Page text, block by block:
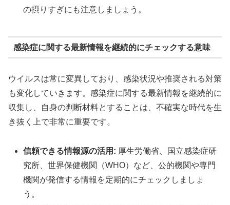
の摂りすぎにも注意しましょう。
感染症に関する最新情報を継続的にチェックする意味
ウイルスは常に変異しており、感染状況や推奨される対策
も変化していきます。感染症に関する最新情報を継続的に
収集し、自身の判断材料とすることは、不確実な時代を生
き抜く上で非常に重要です。
信頼できる情報源の活用: 厚生労働省、国立感染症研
究所、世界保健機関（WHO）など、公的機関や専門
機関が発信する情報を定期的にチェックしましょ
う。